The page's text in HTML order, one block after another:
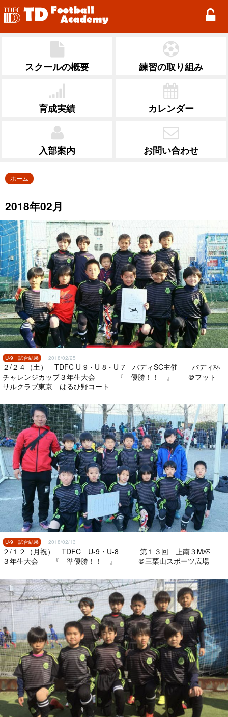
スクールの概要 練習の取り組み
育成実績 カレンダー
入部案内 お問い合わせ
ホーム
2018年02月
U-9 試合結果 2018/02/25
２/２４（土） TDFC U-9・U-8・U-7 バディSC主催 バディ杯
チャレンジカップ３年生大会 『 優勝！！ 』 ＠フット
サルクラブ東京 はるひ野コート
U-9 試合結果 2018/02/13
２/１２（月祝） TDFC U-9・U-8 第１３回 上南３M杯
３年生大会 『 準優勝！！ 』 ＠三栗山スポーツ広場